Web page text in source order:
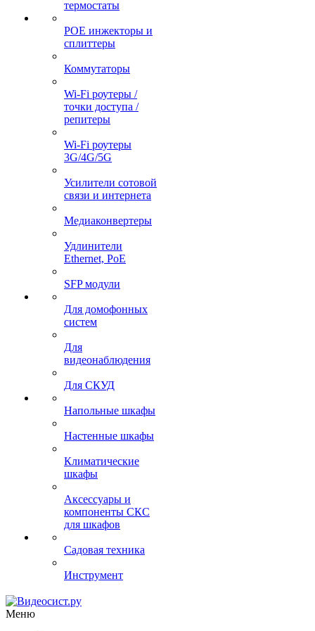
термостаты
POE инжекторы и
сплиттеры
Коммутаторы
Wi-Fi роутеры /
точки доступа /
репитеры
Wi-Fi роутеры
3G/4G/5G
Усилители сотовой
связи и интернета
Медиаконвертеры
Удлинители
Ethernet, PoE
SFP модули
Для домофонных
систем
Для
видеонаблюдения
Для СКУД
Напольные шкафы
Настенные шкафы
Климатические
шкафы
Аксессуары и
компоненты СКС
для шкафов
Садовая техника
Инструмент
Меню